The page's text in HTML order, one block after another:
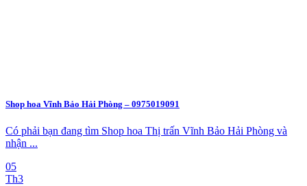
Shop hoa Vĩnh Bảo Hải Phòng – 0975019091
Có phải bạn đang tìm Shop hoa Thị trấn Vĩnh Bảo Hải Phòng và
nhận ...
05
Th3